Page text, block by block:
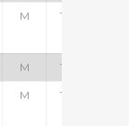
M 196
M 197
M 198